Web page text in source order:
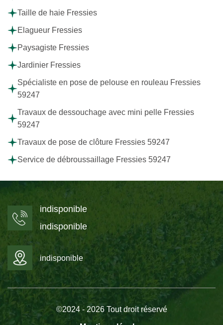
Taille de haie Fressies
Elagueur Fressies
Paysagiste Fressies
Jardinier Fressies
Spécialiste en pose de pelouse en rouleau Fressies
59247
Travaux de dessouchage avec mini pelle Fressies
59247
Travaux de pose de clôture Fressies 59247
Service de débroussaillage Fressies 59247
indisponible
indisponible
indisponible
©2024 - 2026 Tout droit réservé